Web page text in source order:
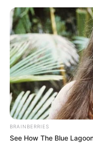
BRAINBERRIES
See How The Blue